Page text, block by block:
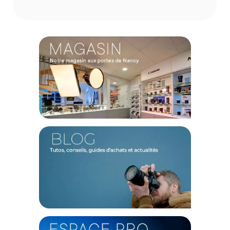
155 degrés couplé à une ouverture jusqu'à f/2.8. De plus,
RockSteady et HorizonSteady
Ces deux modes permettent d'obtenir des plans fluides avec
des mouvements de qualité cinéma. Le RockSteady 2.0 réduit
considérablement les tremblements. Le mode HorizonSteady
verrouille l'horizon.
Exploration
Avata peut se faufiler n'importe où. Comme il est compact,
vous pourrez filmer dans des couloirs, sous des ponts et
bien d'autres endroits. Activez le mode Tortue pour qu'il se
renverse. Vous pourrez aussi vous essayer au vol à basse
altitude et vous approcher au plus près du sol.
Ce drone a un design compact et léger qui facilite le
transport. Pour autant, il résiste aux conditions difficiles. Son
cadre est conçu pour réduire les risques de dommage. Il a un
design aérodynamique en conduit pour optimiser les
performances de vol.